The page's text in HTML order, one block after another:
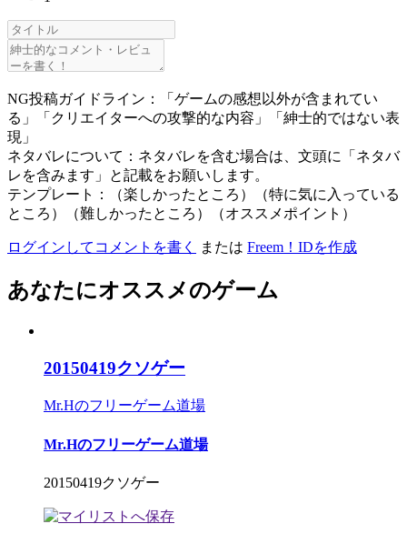
NG投稿ガイドライン：「ゲームの感想以外が含まれてい
る」「クリエイターへの攻撃的な内容」「紳士的ではない表
現」
ネタバレについて：ネタバレを含む場合は、文頭に「ネタバ
レを含みます」と記載をお願いします。
テンプレート：（楽しかったところ）（特に気に入っている
ところ）（難しかったところ）（オススメポイント）
ログインしてコメントを書く または Freem！IDを作成
あなたにオススメのゲーム
20150419クソゲー
Mr.Hのフリーゲーム道場
Mr.Hのフリーゲーム道場
20150419クソゲー